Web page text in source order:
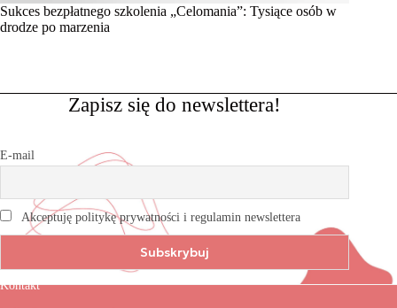
Sukces bezpłatnego szkolenia „Celomania”: Tysiące osób w
drodze po marzenia
Zapisz się do newslettera!
E-mail
Akceptuję politykę prywatności i regulamin newslettera
Kontakt